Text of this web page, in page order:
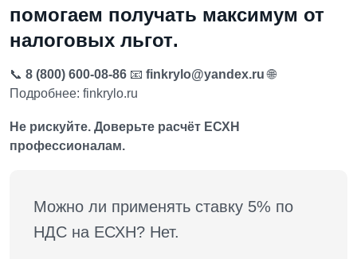
помогаем получать максимум от
налоговых льгот.
📞 8 (800) 600-08-86 📧 finkrylo@yandex.ru🌐
Подробнее: finkrylo.ru
Не рискуйте. Доверьте расчёт ЕСХН
профессионалам.
Можно ли применять ставку 5% по
НДС на ЕСХН? Нет.